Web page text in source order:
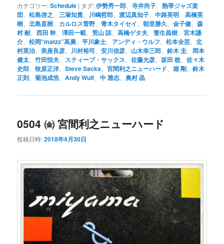
カテゴリー:Schedule | タグ:伊勢秀一郎 、寺井尚子 、熱帯ジャズ楽
団 、松島啓之 三塚知貴 川嶋哲郎 、渡辺真知子 、中路英明 、高橋英
樹 、北島直樹 カルロス菅野 、青木タイセイ 、朝里勝久 、金子健 、森
村 献 、西田 幹 、澤田一範 、荒山 諒 、高橋ゲタ夫 、萱生昌樹 、宮木謙
介 、松岡“matzz”高廣 、平川象士 アンディ・ウルフ 、松本全芸 、北
村英治、美座良彦 川村裕司 、安川信彦 山木幸三郎 、鈴木 圭
岡本
健太 、竹田恒夫 スティーブ・サックス 、佐藤允彦 、坂田 稔 、佐々木
史郎 、牧原正洋、Steve Sacks 、宮間利之ニューハード 、堀 剛 、鈴木
正則 、菊池成浩 、Andy Wulf 、中 雅志 、奥村 晶
0504 ㈮ 宮間利之ニューハード
投稿日時:2018年4月30日